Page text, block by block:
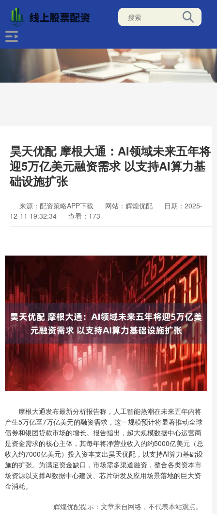
昊天优配 摩根大通：AI领域未来五年将
迎5万亿美元融资需求 以支持AI算力基
础设施扩张
来源：配资策略APP下载 网站：辉煌优配
日期：2025-
12-11 19:32:34
查看：173
摩根大通发布最新分析报告称，人工智能热潮在未来五年内将
产生5万亿至7万亿美元的融资需求，这一规模预计将显著推动全球
债券和银团贷款市场的增长。报告指出，超大规模数据中心运营商
是资金需求的核心主体，其每年将净营业收入的约5000亿美元（总
收入约7000亿美元）投入资本支出昊天优配，以支持AI算力基础设
施的扩张。为满足资金缺口，市场需多渠道融资，整合各类资本市
场资源以支撑AI数据中心建设、芯片研发及应用场景落地的巨大资
金消耗。
辉煌优配提示：文章来自网络，不代表本站观点。